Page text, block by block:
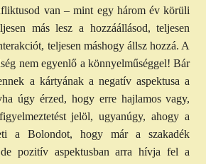
van – mint egy három év körüli
más lesz a hozzáállásod, teljesen
teljesen máshogy állsz hozzá. A
nem egyenlő a könnyelműséggel! Bár
a kártyának a negatív aspektusa a
úgy érzed, hogy erre hajlamos vagy,
jelöl, ugyanúgy, ahogy a
a Bolondot, hogy már a szakadék
pozitív aspektusban arra hívja fel a